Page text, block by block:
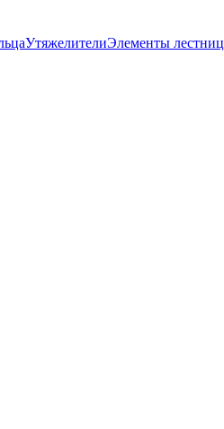
УтяжелителиЭлементы лестниц